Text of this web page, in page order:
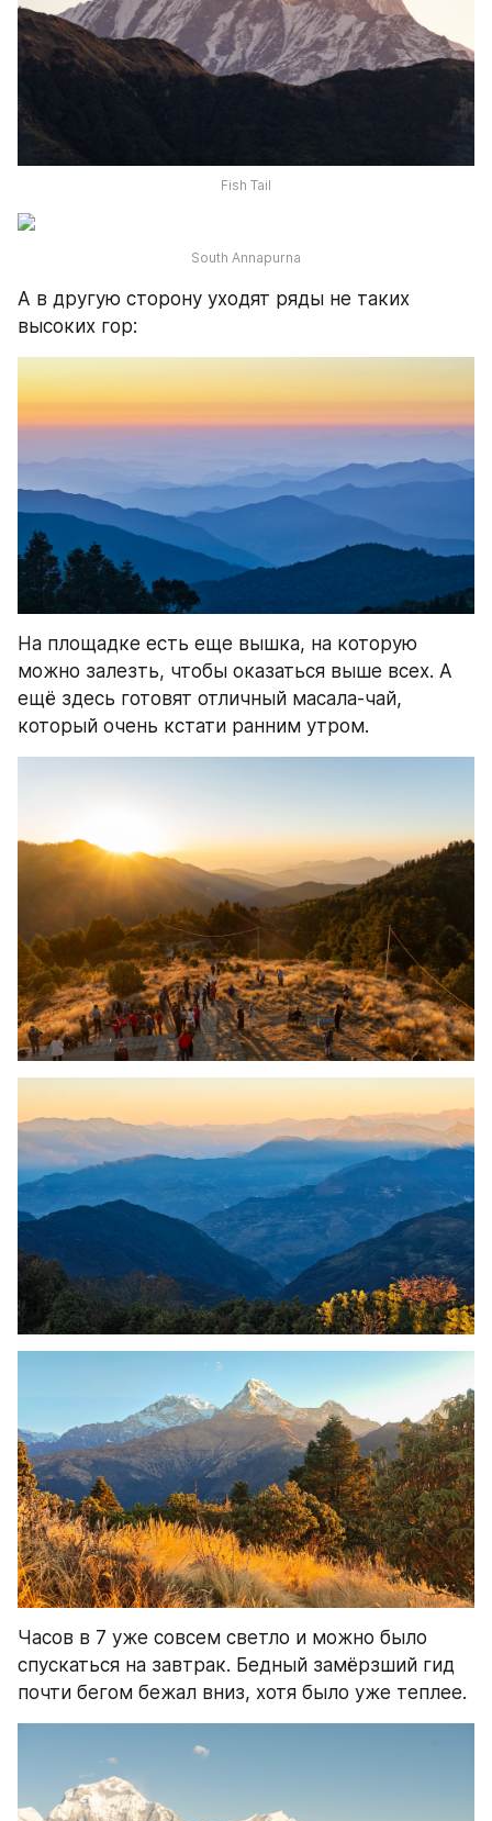
Fish Tail
South Annapurna
А в другую сторону уходят ряды не таких
высоких гор:
На площадке есть еще вышка, на которую
можно залезть, чтобы оказаться выше всех. А
ещё здесь готовят отличный масала-чай,
который очень кстати ранним утром.
Часов в 7 уже совсем светло и можно было
спускаться на завтрак. Бедный замёрзший гид
почти бегом бежал вниз, хотя было уже теплее.